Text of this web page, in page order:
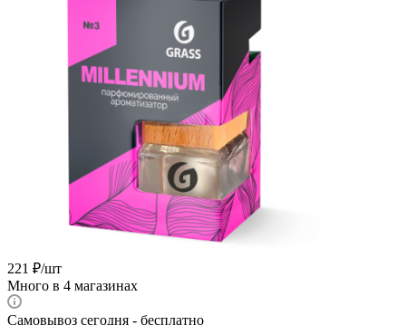
221 ₽/шт
Много в 4 магазинах
Самовывоз сегодня - бесплатно